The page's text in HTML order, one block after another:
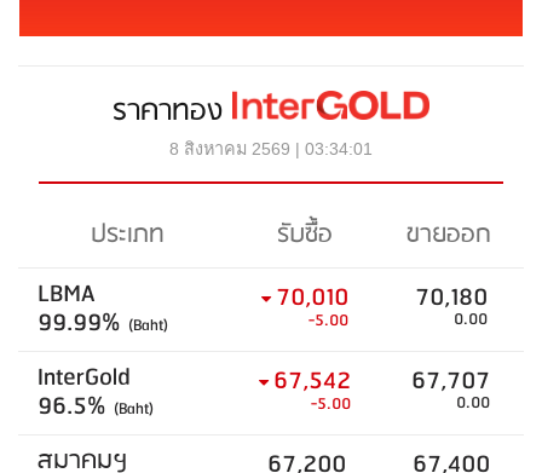
ราคาทอง
8 สิงหาคม 2569 | 03:34:01
ประเภท รับซื้อ
ขายออก
LBMA
99.99% (Baht)
70,010
-5.00
70,180
0.00
InterGold
96.5% (Baht)
67,542
-5.00
67,707
0.00
สมาคมฯ